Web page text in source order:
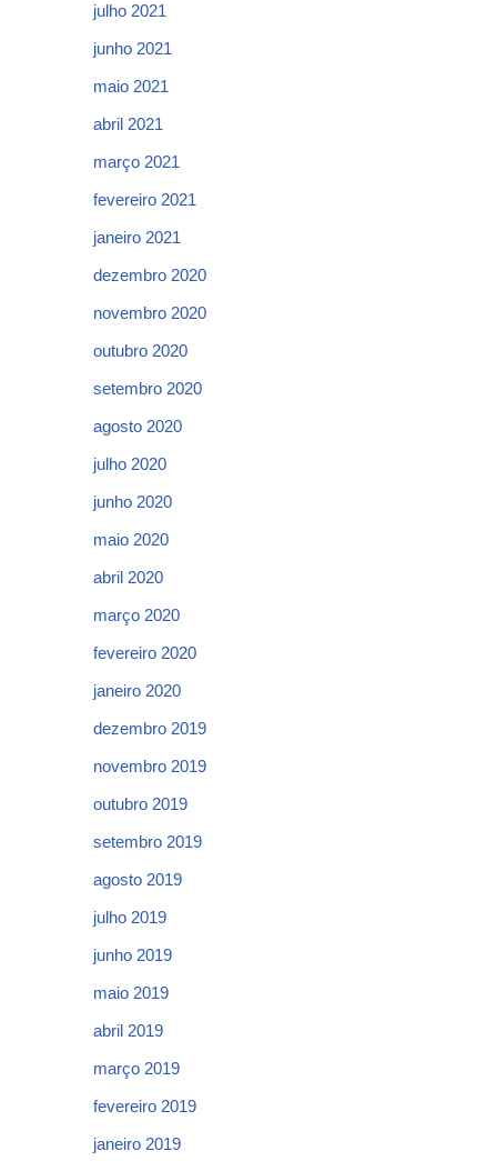
julho 2021
junho 2021
maio 2021
abril 2021
março 2021
fevereiro 2021
janeiro 2021
dezembro 2020
novembro 2020
outubro 2020
setembro 2020
agosto 2020
julho 2020
junho 2020
maio 2020
abril 2020
março 2020
fevereiro 2020
janeiro 2020
dezembro 2019
novembro 2019
outubro 2019
setembro 2019
agosto 2019
julho 2019
junho 2019
maio 2019
abril 2019
março 2019
fevereiro 2019
janeiro 2019